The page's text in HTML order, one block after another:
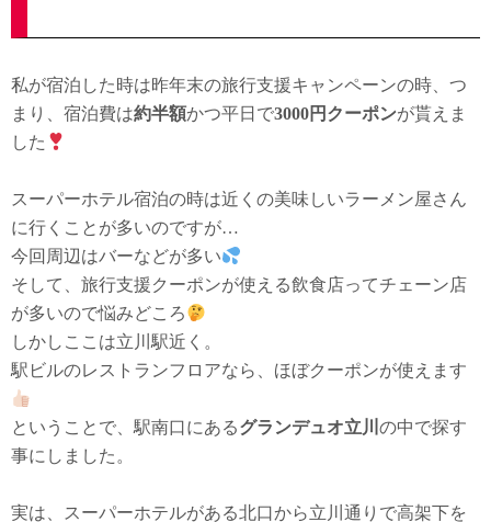
私が宿泊した時は昨年末の旅行支援キャンペーンの時、つ
まり、宿泊費は約半額かつ平日で3000円クーポンが貰えま
した
スーパーホテル宿泊の時は近くの美味しいラーメン屋さん
に行くことが多いのですが…
今回周辺はバーなどが多い
そして、旅行支援クーポンが使える飲食店ってチェーン店
が多いので悩みどころ
しかしここは立川駅近く。
駅ビルのレストランフロアなら、ほぼクーポンが使えます
ということで、駅南口にあるグランデュオ立川 の中で探す
事にしました。
実は、スーパーホテルがある北口から立川通りで高架下を